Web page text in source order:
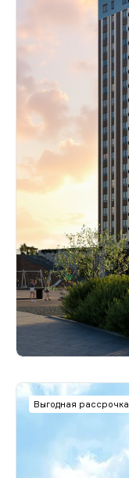
Выгодная рассрочка